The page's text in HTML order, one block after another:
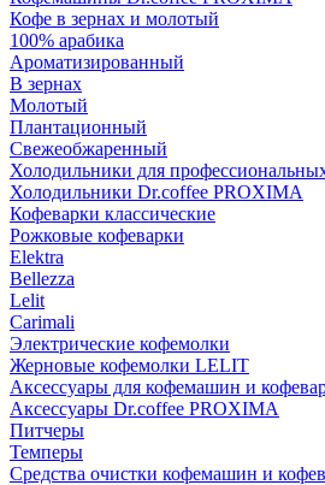
Кофе в зернах и молотый
100% арабика
Ароматизированный
В зернах
Молотый
Плантационный
Свежеобжаренный
Холодильники для
Холодильники Dr.coffee PROXIMA
Кофеварки классические
Рожковые кофеварки
Elektra
Bellezza
Lelit
Carimali
Электрические кофемолки
Жерновые кофемолки LELIT
Аксессуары для кофемашин и
Аксессуары Dr.coffee PROXIMA
Питчеры
Темперы
Средства очистки кофемашин и